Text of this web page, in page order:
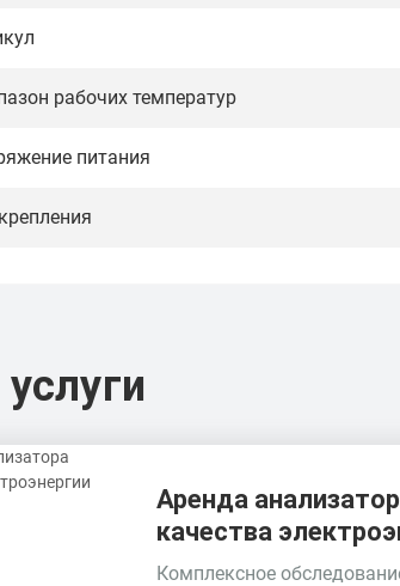
рабочих температур
питания
Аренда
качества
Комплексное